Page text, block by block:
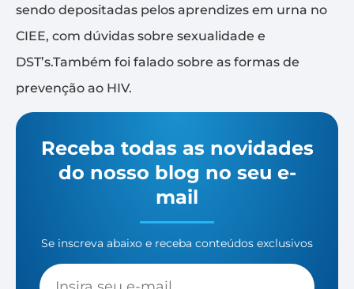
sendo depositadas pelos aprendizes em urna no
CIEE, com dúvidas sobre sexualidade e
DST’s.Também foi falado sobre as formas de
prevenção ao HIV.
Receba todas as novidades
do nosso blog no seu e-
mail
Se inscreva abaixo e receba conteúdos exclusivos